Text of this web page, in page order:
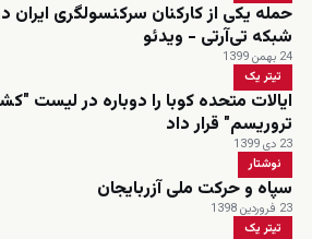
حمله یکی از کارکنان سرکنسولگری ایران
شبکه تی‌آرتی - ویدئو
24 بهمن 1399
تیتر یک
ایالات متحده کوبا را دوباره در لیست
تروریسم" قرار داد
23 دی 1399
نوشتار
سپاه و حرکت ملی آزربایجان
23 فروردین 1398
تیتر یک